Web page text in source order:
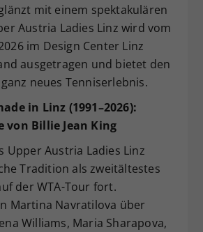
mit einem spektakulären
Austria Ladies Linz wird vom
im Design Center Linz
ausgetragen und bietet den
neues Tenniserlebnis.
in Linz (1991–2026):
von Billie Jean King
Upper Austria Ladies Linz
Tradition als zweitältestes
der WTA-Tour fort.
Martina Navratilova über
Williams, Maria Sharapova,